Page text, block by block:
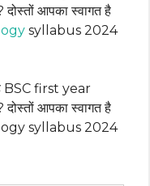
आपका स्वागत है
syllabus 2024
है BSC first year
आपका स्वागत है
syllabus 2024